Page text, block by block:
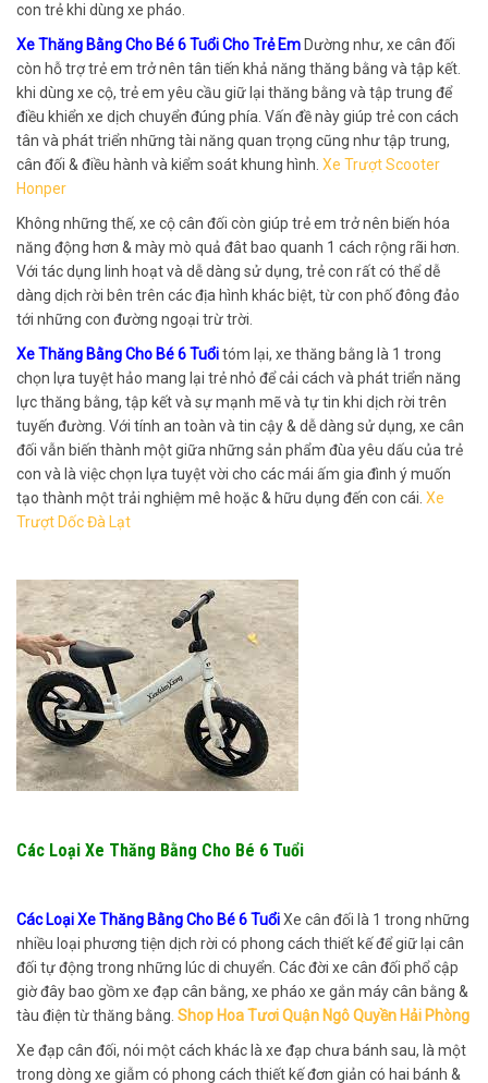
con trẻ khi dùng xe pháo.
Xe Thăng Bằng Cho Bé 6 Tuổi Cho Trẻ Em Dường như, xe cân đối
còn hỗ trợ trẻ em trở nên tân tiến khả năng thăng bằng và tập kết.
khi dùng xe cộ, trẻ em yêu cầu giữ lại thăng bằng và tập trung để
điều khiển xe dịch chuyển đúng phía. Vấn đề này giúp trẻ con cách
tân và phát triển những tài năng quan trọng cũng như tập trung,
cân đối & điều hành và kiểm soát khung hình. Xe Trượt Scooter
Honper
Không những thế, xe cộ cân đối còn giúp trẻ em trở nên biến hóa
năng động hơn & mày mò quả đât bao quanh 1 cách rộng rãi hơn.
Với tác dụng linh hoạt và dễ dàng sử dụng, trẻ con rất có thể dễ
dàng dịch rời bên trên các địa hình khác biệt, từ con phố đông đảo
tới những con đường ngoại trừ trời.
Xe Thăng Bằng Cho Bé 6 Tuổitóm lại, xe thăng bằng là 1 trong
chọn lựa tuyệt hảo mang lại trẻ nhỏ để cải cách và phát triển năng
lực thăng bằng, tập kết và sự mạnh mẽ và tự tin khi dịch rời trên
tuyến đường. Với tính an toàn và tin cậy & dễ dàng sử dụng, xe cân
đối vẫn biến thành một giữa những sản phẩm đùa yêu dấu của trẻ
con và là việc chọn lựa tuyệt vời cho các mái ấm gia đình ý muốn
tạo thành một trải nghiệm mê hoặc & hữu dụng đến con cái. Xe
Trượt Dốc Đà Lạt
Các Loại Xe Thăng Bằng Cho Bé 6 Tuổi
Các Loại Xe Thăng Bằng Cho Bé 6 TuổiXe cân đối là 1 trong những
nhiều loại phương tiện dịch rời có phong cách thiết kế để giữ lại cân
đối tự động trong những lúc di chuyển. Các đời xe cân đối phổ cập
giờ đây bao gồm xe đạp cân bằng, xe pháo xe gắn máy cân bằng &
tàu điện từ thăng bằng. Shop Hoa Tươi Quận Ngô Quyền Hải Phòng
Xe đạp cân đối, nói một cách khác là xe đạp chưa bánh sau, là một
trong dòng xe giẫm có phong cách thiết kế đơn giản có hai bánh &